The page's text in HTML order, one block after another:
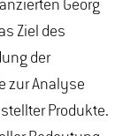
Georg
Ziel des
der
zur Analyse
Produkte.